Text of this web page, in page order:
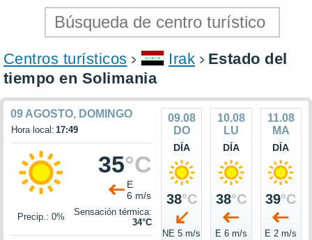
Centros turísticos Irak
Estado del
tiempo en Solimania
09 AGOSTO, DOMINGO
Hora local: 17:49
35°C
E
6 m/s
Precip.: 0%
Sensación térmica:
34°C
09.08
DO
DÍA
38°C
NE 5 m/s
10.08
LU
DÍA
38°C
E 6 m/s
11.08
MA
DÍA
39°C
E 2 m/s